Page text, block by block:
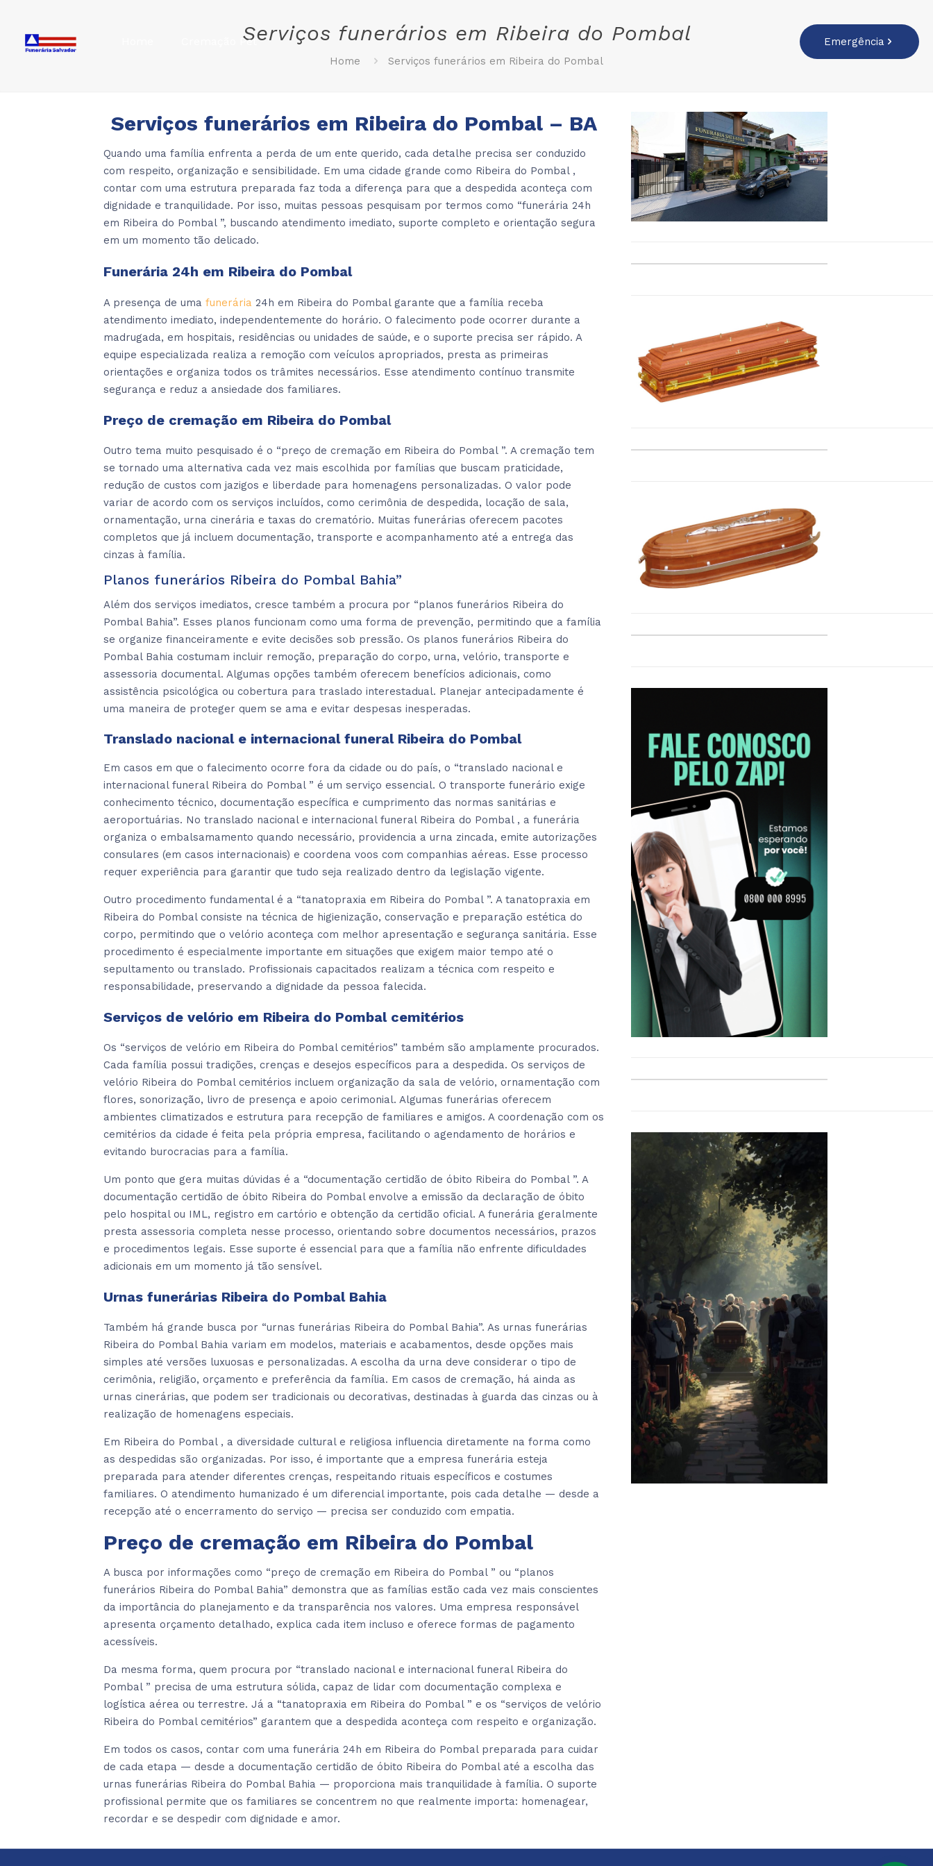
Cremação Pet Emergência
Serviços funerários em Ribeira do Pombal
Home Serviços funerários em Ribeira do Pombal
Serviços funerários em Ribeira do Pombal – BA
Quando uma família enfrenta a perda de um ente querido, cada detalhe precisa ser conduzido
com respeito, organização e sensibilidade. Em uma cidade grande como Ribeira do Pombal ,
contar com uma estrutura preparada faz toda a diferença para que a despedida aconteça com
dignidade e tranquilidade. Por isso, muitas pessoas pesquisam por termos como “funerária 24h
em Ribeira do Pombal ”, buscando atendimento imediato, suporte completo e orientação segura
em um momento tão delicado.
Funerária 24h em Ribeira do Pombal
A presença de umafunerária 24h em Ribeira do Pombal garante que a família receba
atendimento imediato, independentemente do horário. O falecimento pode ocorrer durante a
madrugada, em hospitais, residências ou unidades de saúde, e o suporte precisa ser rápido. A
equipe especializada realiza a remoção com veículos apropriados, presta as primeiras
orientações e organiza todos os trâmites necessários. Esse atendimento contínuo transmite
segurança e reduz a ansiedade dos familiares.
Preço de cremação em Ribeira do Pombal
Outro tema muito pesquisado é o “preço de cremação em Ribeira do Pombal ”. A cremação tem
se tornado uma alternativa cada vez mais escolhida por famílias que buscam praticidade,
redução de custos com jazigos e liberdade para homenagens personalizadas. O valor pode
variar de acordo com os serviços incluídos, como cerimônia de despedida, locação de sala,
ornamentação, urna cinerária e taxas do crematório. Muitas funerárias oferecem pacotes
completos que já incluem documentação, transporte e acompanhamento até a entrega das
cinzas à família.
Planos funerários Ribeira do Pombal Bahia”
Além dos serviços imediatos, cresce também a procura por “planos funerários Ribeira do
Pombal Bahia”. Esses planos funcionam como uma forma de prevenção, permitindo que a família
se organize financeiramente e evite decisões sob pressão. Os planos funerários Ribeira do
Pombal Bahia costumam incluir remoção, preparação do corpo, urna, velório, transporte e
assessoria documental. Algumas opções também oferecem benefícios adicionais, como
assistência psicológica ou cobertura para traslado interestadual. Planejar antecipadamente é
uma maneira de proteger quem se ama e evitar despesas inesperadas.
Translado nacional e internacional funeral Ribeira do Pombal
Em casos em que o falecimento ocorre fora da cidade ou do país, o “translado nacional e
internacional funeral Ribeira do Pombal ” é um serviço essencial. O transporte funerário exige
conhecimento técnico, documentação específica e cumprimento das normas sanitárias e
aeroportuárias. No translado nacional e internacional funeral Ribeira do Pombal , a funerária
organiza o embalsamamento quando necessário, providencia a urna zincada, emite autorizações
consulares (em casos internacionais) e coordena voos com companhias aéreas. Esse processo
requer experiência para garantir que tudo seja realizado dentro da legislação vigente.
Outro procedimento fundamental é a “tanatopraxia em Ribeira do Pombal ”. A tanatopraxia em
Ribeira do Pombal consiste na técnica de higienização, conservação e preparação estética do
corpo, permitindo que o velório aconteça com melhor apresentação e segurança sanitária. Esse
procedimento é especialmente importante em situações que exigem maior tempo até o
sepultamento ou translado. Profissionais capacitados realizam a técnica com respeito e
responsabilidade, preservando a dignidade da pessoa falecida.
Serviços de velório em Ribeira do Pombal cemitérios
Os “serviços de velório em Ribeira do Pombal cemitérios” também são amplamente procurados.
Cada família possui tradições, crenças e desejos específicos para a despedida. Os serviços de
velório Ribeira do Pombal cemitérios incluem organização da sala de velório, ornamentação com
flores, sonorização, livro de presença e apoio cerimonial. Algumas funerárias oferecem
ambientes climatizados e estrutura para recepção de familiares e amigos. A coordenação com os
cemitérios da cidade é feita pela própria empresa, facilitando o agendamento de horários e
evitando burocracias para a família.
Um ponto que gera muitas dúvidas é a “documentação certidão de óbito Ribeira do Pombal ”. A
documentação certidão de óbito Ribeira do Pombal envolve a emissão da declaração de óbito
pelo hospital ou IML, registro em cartório e obtenção da certidão oficial. A funerária geralmente
presta assessoria completa nesse processo, orientando sobre documentos necessários, prazos
e procedimentos legais. Esse suporte é essencial para que a família não enfrente dificuldades
adicionais em um momento já tão sensível.
Urnas funerárias Ribeira do Pombal Bahia
Também há grande busca por “urnas funerárias Ribeira do Pombal Bahia”. As urnas funerárias
Ribeira do Pombal Bahia variam em modelos, materiais e acabamentos, desde opções mais
simples até versões luxuosas e personalizadas. A escolha da urna deve considerar o tipo de
cerimônia, religião, orçamento e preferência da família. Em casos de cremação, há ainda as
urnas cinerárias, que podem ser tradicionais ou decorativas, destinadas à guarda das cinzas ou à
realização de homenagens especiais.
Em Ribeira do Pombal , a diversidade cultural e religiosa influencia diretamente na forma como
as despedidas são organizadas. Por isso, é importante que a empresa funerária esteja
preparada para atender diferentes crenças, respeitando rituais específicos e costumes
familiares. O atendimento humanizado é um diferencial importante, pois cada detalhe — desde a
recepção até o encerramento do serviço — precisa ser conduzido com empatia.
Preço de cremação em Ribeira do Pombal
A busca por informações como “preço de cremação em Ribeira do Pombal ” ou “planos
funerários Ribeira do Pombal Bahia” demonstra que as famílias estão cada vez mais conscientes
da importância do planejamento e da transparência nos valores. Uma empresa responsável
apresenta orçamento detalhado, explica cada item incluso e oferece formas de pagamento
acessíveis.
Da mesma forma, quem procura por “translado nacional e internacional funeral Ribeira do
Pombal ” precisa de uma estrutura sólida, capaz de lidar com documentação complexa e
logística aérea ou terrestre. Já a “tanatopraxia em Ribeira do Pombal ” e os “serviços de velório
Ribeira do Pombal cemitérios” garantem que a despedida aconteça com respeito e organização.
Em todos os casos, contar com uma funerária 24h em Ribeira do Pombal preparada para cuidar
de cada etapa — desde a documentação certidão de óbito Ribeira do Pombal até a escolha das
urnas funerárias Ribeira do Pombal Bahia — proporciona mais tranquilidade à família. O suporte
profissional permite que os familiares se concentrem no que realmente importa: homenagear,
recordar e se despedir com dignidade e amor.